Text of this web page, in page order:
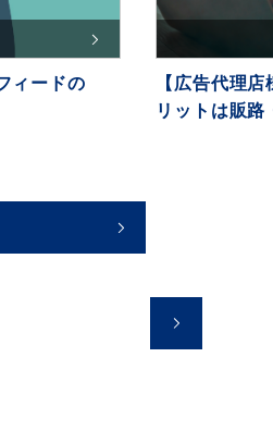
ィードの
【広告代理
リットは販路